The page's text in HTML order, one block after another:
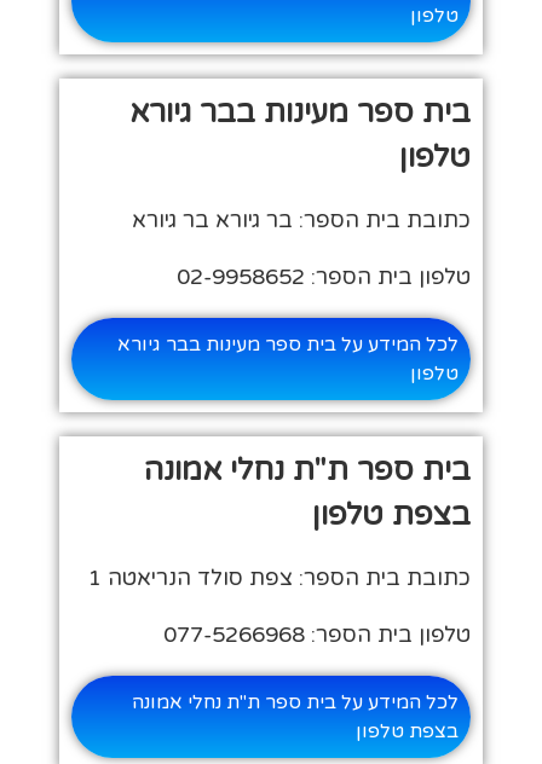
טלפון
בית ספר מעינות בבר גיורא
טלפון
כתובת בית הספר: בר גיורא בר גיורא
טלפון בית הספר: 02-9958652
לכל המידע על בית ספר מעינות בבר גיורא
טלפון
בית ספר ת"ת נחלי אמונה
בצפת טלפון
כתובת בית הספר: צפת סולד הנריאטה 1
טלפון בית הספר: 077-5266968
לכל המידע על בית ספר ת"ת נחלי אמונה
בצפת טלפון